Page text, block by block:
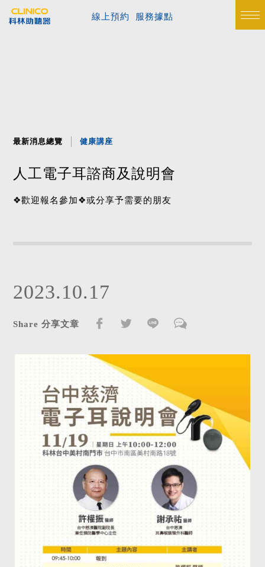
線上預約 服務據點
最新消息總覽 健康講座
人工電子耳諮商及說明會
❖歡迎報名參加❖或分享予需要的朋友
2023.10.17
Share 分享文章